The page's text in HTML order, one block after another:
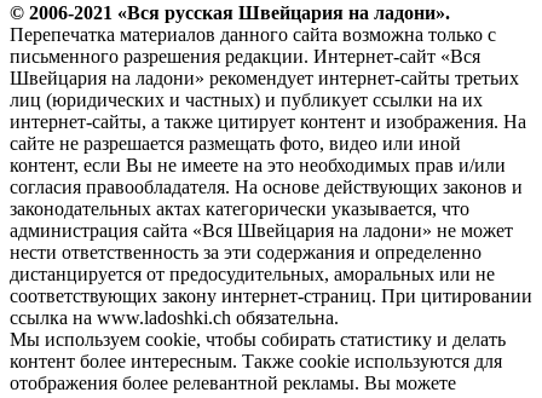
© 2006-2021 «Вся русская Швейцария на ладони».
Перепечатка материалов данного сайта возможна только с
письменного разрешения редакции. Интернет-сайт «Вся
Швейцария на ладони» рекомендует интернет-сайты третьих
лиц (юридических и частных) и публикует ссылки на их
интернет-сайты, а также цитирует контент и изображения. На
сайте не разрешается размещать фото, видео или иной
контент, если Вы не имеете на это необходимых прав и/или
согласия правообладателя. На основе действующих законов и
законодательных актах категорически указывается, что
администрация сайта «Вся Швейцария на ладони» не может
нести ответственность за эти содержания и определенно
дистанцируется от предосудительных, аморальных или не
соответствующих закону интернет-страниц. При цитировании
ссылка на www.ladoshki.ch обязательна.
Мы используем cookie, чтобы собирать статистику и делать
контент более интересным. Также cookie используются для
отображения более релевантной рекламы. Вы можете